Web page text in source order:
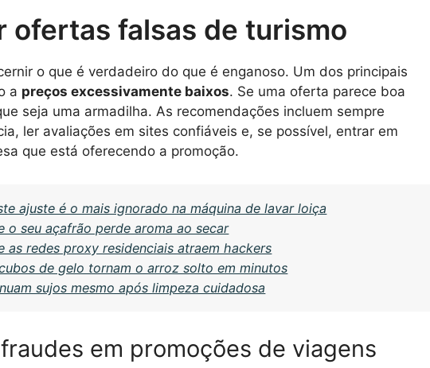
ofertas falsas de turismo
o que é verdadeiro do que é enganoso. Um dos principais
a preços excessivamente baixos. Se uma oferta parece boa
seja uma armadilha. As recomendações incluem sempre
ler avaliações em sites confiáveis e, se possível, entrar em
que está oferecendo a promoção.
ajuste é o mais ignorado na máquina de lavar loiça
o seu açafrão perde aroma ao secar
as redes proxy residenciais atraem hackers
de gelo tornam o arroz solto em minutos
sujos mesmo após limpeza cuidadosa
em promoções de viagens